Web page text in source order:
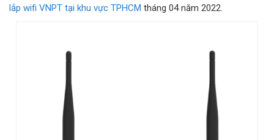
lắp wifi VNPT tại khu vực TPHCM tháng 04 năm 2022.